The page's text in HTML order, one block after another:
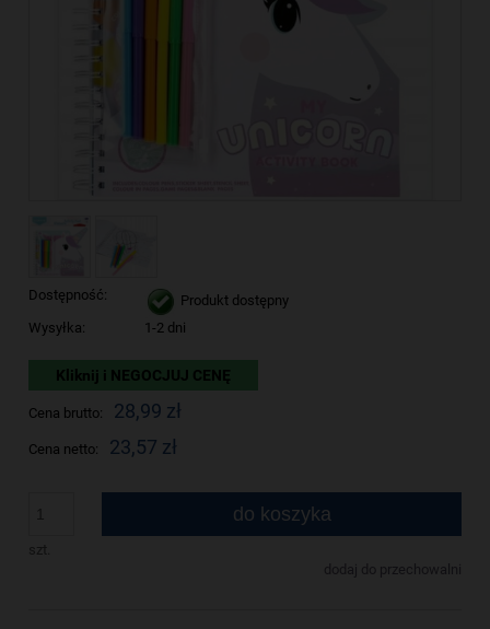
Dostępność:
Produkt dostępny
Wysyłka:
1-2 dni
Kliknij i NEGOCJUJ CENĘ
Cena brutto: 28,99 zł
Cena netto: 23,57 zł
do koszyka
dodaj do przechowalni